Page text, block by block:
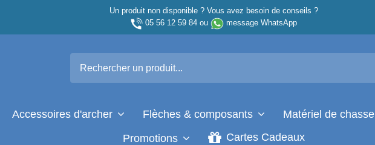
Un produit non disponible ? Vous avez besoin de conseils ?
05 56 12 59 84ou message WhatsApp
Accessoires d'archer Flèches & composants Matériel de chasse
Promotions Cartes Cadeaux